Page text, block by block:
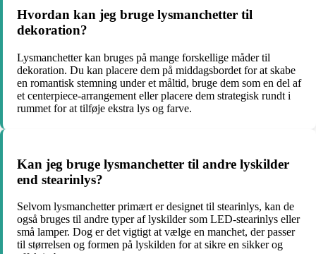
Hvordan kan jeg bruge lysmanchetter til
dekoration?
Lysmanchetter kan bruges på mange forskellige måder til
dekoration. Du kan placere dem på middagsbordet for at skabe
en romantisk stemning under et måltid, bruge dem som en del af
et centerpiece-arrangement eller placere dem strategisk rundt i
rummet for at tilføje ekstra lys og farve.
Kan jeg bruge lysmanchetter til andre lyskilder
end stearinlys?
Selvom lysmanchetter primært er designet til stearinlys, kan de
også bruges til andre typer af lyskilder som LED-stearinlys eller
små lamper. Dog er det vigtigt at vælge en manchet, der passer
til størrelsen og formen på lyskilden for at sikre en sikker og